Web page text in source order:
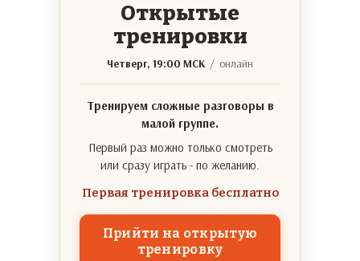
Открытые
тренировки
Четверг, 19:00 МСК / онлайн
Тренируем сложные разговоры в
малой группе.
Первый раз можно только смотреть
или сразу играть - по желанию.
Первая тренировка бесплатно
Прийти на открытую
тренировку